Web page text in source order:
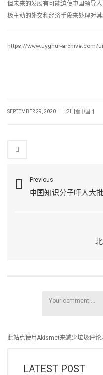
但未来的发展有可能迫使中国领导
极主动的外交和经济手段来处理对
https://www.uyghur-archive.com/
SEPTEMBER 29, 2020 [:ZH]看中国[:]
Previous
中国知识分子吁人大
此站点使用Akismet来减少垃圾评论。
LATEST POST